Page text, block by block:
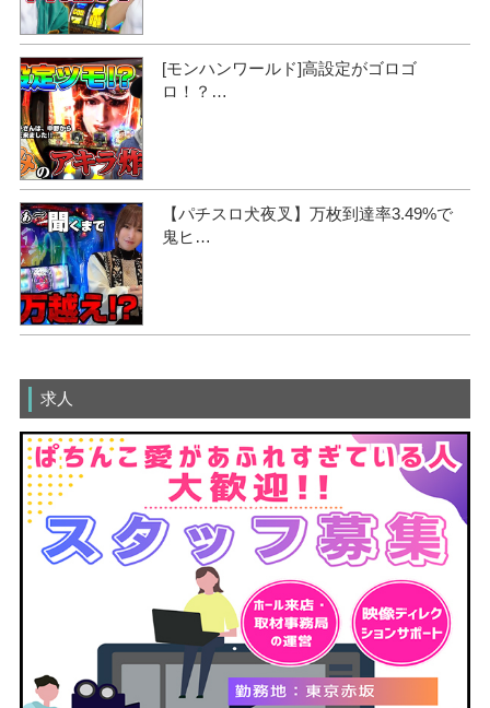
[モンハンワールド]高設定がゴロゴ
ロ！？…
【パチスロ犬夜叉】万枚到達率3.49%で
鬼ヒ…
求人